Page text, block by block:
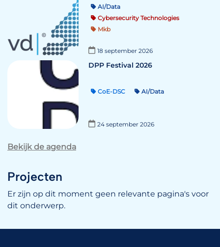
AI/Data
Cybersecurity Technologies
Mkb
18 september 2026
DPP Festival 2026
CoE-DSC AI/Data
24 september 2026
Bekijk de agenda
Projecten
Er zijn op dit moment geen relevante pagina's voor
dit onderwerp.